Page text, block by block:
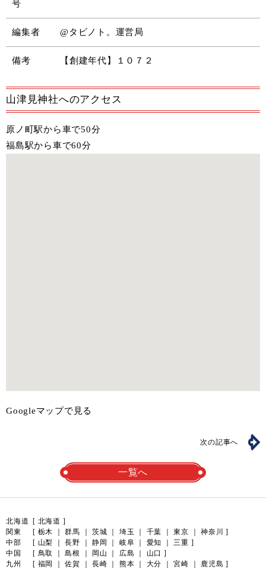
号
編集者 @タビノト。運営局
備考 【創建年代】１０７２
山津見神社へのアクセス
原ノ町駅から車で50分
福島駅から車で60分
Googleマップで見る
次の記事へ
一覧へ
北海道 [ 北海道 ]
関東
[ 栃木 ｜群馬 ｜ 茨城 ｜ 埼玉 ｜ 千葉 ｜東京 ｜ 神奈川
]
中部
[ 山梨 ｜長野 ｜ 静岡 ｜ 岐阜 ｜ 愛知 ｜ 三重 ]
中国
[ 鳥取 ｜島根 ｜ 岡山 ｜ 広島 ｜ 山口 ]
九州
[ 福岡 ｜佐賀 ｜ 長崎 ｜ 熊本 ｜ 大分 ｜宮崎 ｜ 鹿児島 ]